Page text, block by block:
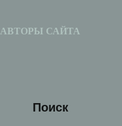
АВТОРЫ САЙТА
Поиск